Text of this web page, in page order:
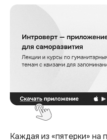
Каждая из «пятерки» на